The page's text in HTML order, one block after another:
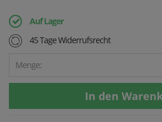
Auf Lager
45 Tage Widerrufsrecht
Menge: